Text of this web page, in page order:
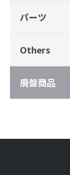
パーツ
Others
廃盤商品